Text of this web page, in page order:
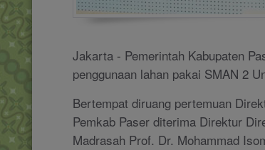
Jakarta - Pemerintah Kabupaten
penggunaan lahan pakai SMAN 2
Bertempat diruang pertemuan
Pemkab Paser diterima Direktur
Madrasah Prof. Dr. Mohammad